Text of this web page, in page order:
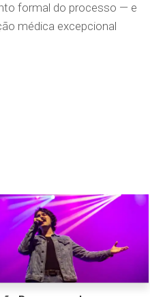
formal do processo — e
médica excepcional